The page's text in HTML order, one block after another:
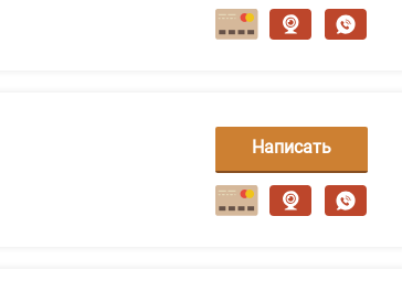
сообщение
Написать
сообщение